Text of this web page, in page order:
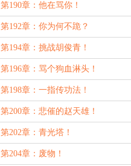
第190章：他在骂你！
第192章：你为何不跪？
第194章：挑战胡俊青！
第196章：骂个狗血淋头！
第198章：一指传功法！
第200章：悲催的赵天雄！
第202章：青光塔！
第204章：废物！